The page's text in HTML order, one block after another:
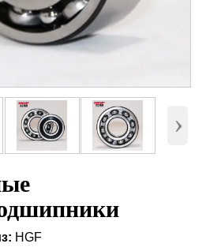
›
HGF
225 мм.